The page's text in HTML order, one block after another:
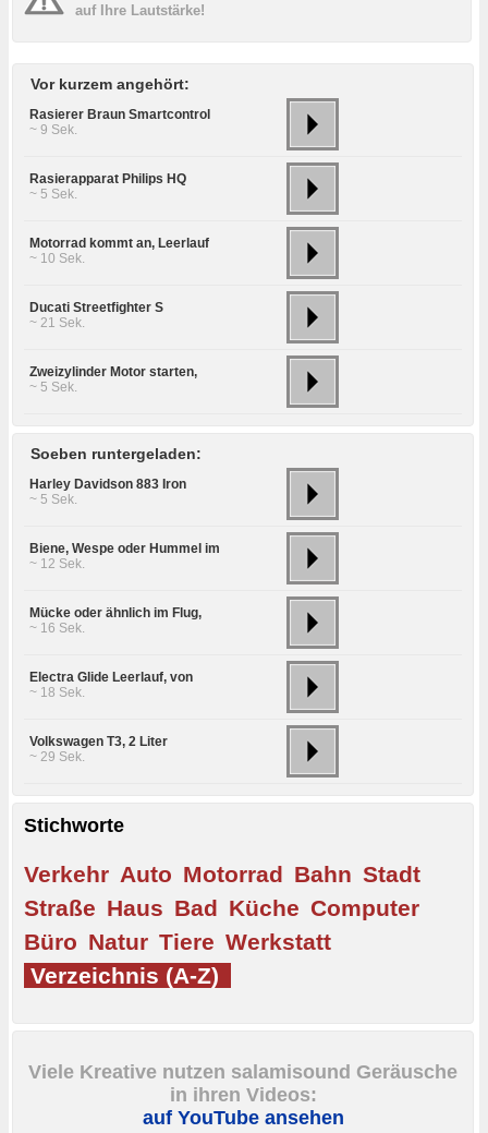
auf Ihre Lautstärke!
Vor kurzem angehört:
Rasierer Braun Smartcontrol
~ 9 Sek.
Rasierapparat Philips HQ
~ 5 Sek.
Motorrad kommt an, Leerlauf
~ 10 Sek.
Ducati Streetfighter S
~ 21 Sek.
Zweizylinder Motor starten,
~ 5 Sek.
Soeben runtergeladen:
Harley Davidson 883 Iron
~ 5 Sek.
Biene, Wespe oder Hummel im
~ 12 Sek.
Mücke oder ähnlich im Flug,
~ 16 Sek.
Electra Glide Leerlauf, von
~ 18 Sek.
Volkswagen T3, 2 Liter
~ 29 Sek.
Stichworte
Verkehr Auto Motorrad Bahn Stadt
Straße Haus Bad Küche Computer
Büro Natur Tiere Werkstatt
Verzeichnis (A-Z)
Viele Kreative nutzen salamisound Geräusche
in ihren Videos:
auf YouTube ansehen